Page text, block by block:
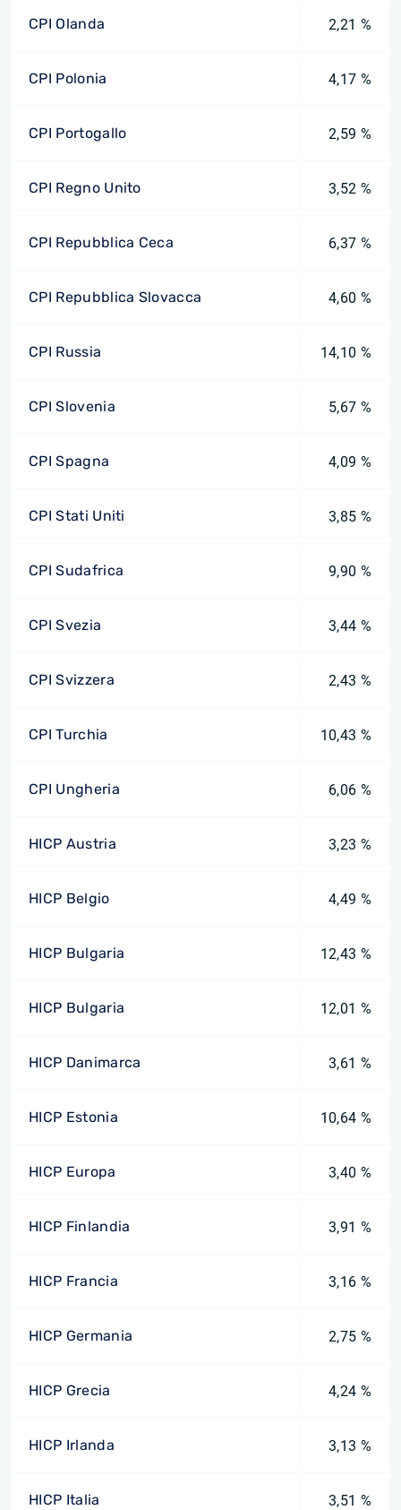
CPI Olanda 2,21 %
CPI Polonia 4,17 %
CPI Portogallo 2,59 %
CPI Regno Unito 3,52 %
CPI Repubblica Ceca 6,37 %
CPI Repubblica Slovacca 4,60 %
CPI Russia 14,10 %
CPI Slovenia 5,67 %
CPI Spagna 4,09 %
CPI Stati Uniti 3,85 %
CPI Sudafrica 9,90 %
CPI Svezia 3,44 %
CPI Svizzera 2,43 %
CPI Turchia 10,43 %
CPI Ungheria 6,06 %
HICP Austria 3,23 %
HICP Belgio 4,49 %
HICP Bulgaria 12,43 %
HICP Bulgaria 12,01 %
HICP Danimarca 3,61 %
HICP Estonia 10,64 %
HICP Europa 3,40 %
HICP Finlandia 3,91 %
HICP Francia 3,16 %
HICP Germania 2,75 %
HICP Grecia 4,24 %
HICP Irlanda 3,13 %
HICP Italia 3,51 %